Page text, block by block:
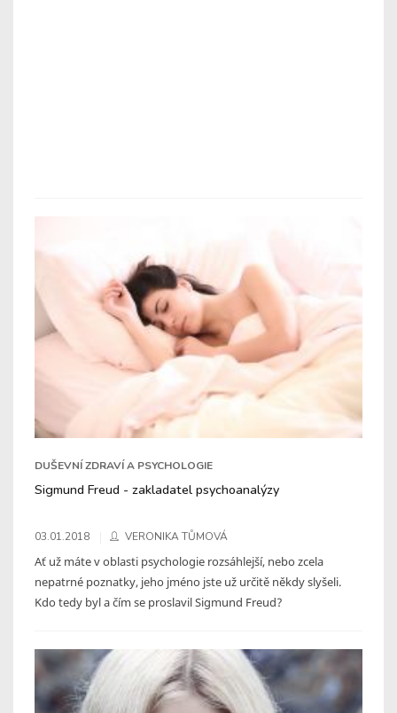
DUŠEVNÍ ZDRAVÍ A PSYCHOLOGIE
Sigmund Freud - zakladatel psychoanalýzy
03.01.2018 VERONIKA TŮMOVÁ
Ať už máte v oblasti psychologie rozsáhlejší, nebo zcela
nepatrné poznatky, jeho jméno jste už určitě někdy slyšeli.
Kdo tedy byl a čím se proslavil Sigmund Freud?